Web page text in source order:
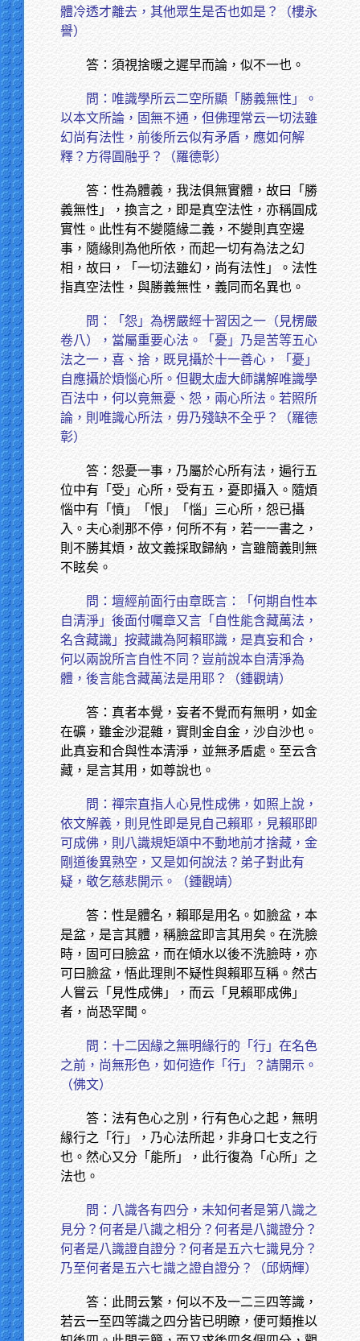
體冷透才離去，其他眾生是否也如是？（樓永
譽）
答：須視捨暖之遲早而論，似不一也。
問：唯識學所云二空所顯「勝義無性」。
以本文所論，固無不通，但佛理常云一切法雖
幻尚有法性，前後所云似有矛盾，應如何解
釋？方得圓融乎？（羅德彰）
答：性為體義，我法俱無實體，故曰「勝
義無性」，換言之，即是真空法性，亦稱圓成
實性。此性有不變隨緣二義，不變則真空邊
事，隨緣則為他所依，而起一切有為法之幻
相，故曰，「一切法雖幻，尚有法性」。法性
指真空法性，與勝義無性，義同而名異也。
問：「怨」為楞嚴經十習因之一（見楞嚴
卷八），當屬重要心法。「憂」乃是苦等五心
法之一，喜、捨，既見攝於十一善心，「憂」
自應攝於煩惱心所。但觀太虛大師講解唯識學
百法中，何以竟無憂、怨，兩心所法。若照所
論，則唯識心所法，毋乃殘缺不全乎？（羅德
彰）
答：怨憂一事，乃屬於心所有法，遍行五
位中有「受」心所，受有五，憂即攝入。隨煩
惱中有「憤」「恨」「惱」三心所，怨已攝
入。夫心剎那不停，何所不有，若一一書之，
則不勝其煩，故文義採取歸納，言雖簡義則無
不眩矣。
問：壇經前面行由章既言：「何期自性本
自清淨」後面付囑章又言「自性能含藏萬法，
名含藏識」按藏識為阿賴耶識，是真妄和合，
何以兩說所言自性不同？豈前說本自清淨為
體，後言能含藏萬法是用耶？（鍾觀靖）
答：真者本覺，妄者不覺而有無明，如金
在礦，雖金沙混雜，實則金自金，沙自沙也。
此真妄和合與性本清淨，並無矛盾處。至云含
藏，是言其用，如尊說也。
問：禪宗直指人心見性成佛，如照上說，
依文解義，則見性即是見自己賴耶，見賴耶即
可成佛，則八識規矩頌中不動地前才捨藏，金
剛道後異熟空，又是如何說法？弟子對此有
疑，敬乞慈悲開示。（鍾觀靖）
答：性是體名，賴耶是用名。如臉盆，本
是盆，是言其體，稱臉盆即言其用矣。在洗臉
時，固可曰臉盆，而在傾水以後不洗臉時，亦
可曰臉盆，悟此理則不疑性與賴耶互稱。然古
人嘗云「見性成佛」，而云「見賴耶成佛」
者，尚恐罕聞。
問：十二因緣之無明緣行的「行」在名色
之前，尚無形色，如何造作「行」？請開示。
（佛文）
答：法有色心之別，行有色心之起，無明
緣行之「行」，乃心法所起，非身口七支之行
也。然心又分「能所」，此行復為「心所」之
法也。
問：八識各有四分，未知何者是第八識之
見分？何者是八識之相分？何者是八識證分？
何者是八識證自證分？何者是五六七識見分？
乃至何者是五六七識之證自證分？（邱炳輝）
答：此問云繁，何以不及一二三四等識，
若云一至四等識之四分皆已明瞭，便可類推以